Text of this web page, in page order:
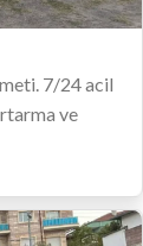
7/24 acil
ve